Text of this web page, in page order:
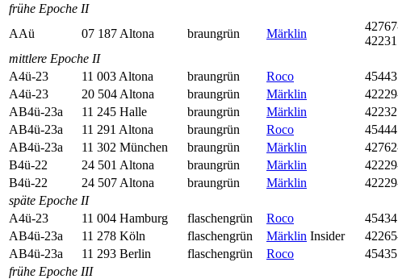
frühe Epoche II
AAü
07 187 Altona braungrün Märklin
42231
mittlere Epoche II
A4ü-23
11 003 Altona braungrün Roco 45443
A4ü-23
20 504 Altona braungrün Märklin
AB4ü-23a
11 245 Halle braungrün Märklin 42232
AB4ü-23a
11 291 Altona braungrün Roco 45444
AB4ü-23a
11 302 München braungrün Märklin
B4ü-22
24 501 Altona braungrün Märklin
B4ü-22
24 507 Altona braungrün Märklin
späte Epoche II
A4ü-23
11 004 Hamburg flaschen­grün Roco 45434
AB4ü-23a
11 278 Köln flaschen­grün Märklin Insider
AB4ü-23a
11 293 Berlin flaschen­grün Roco 45435
frühe Epoche III